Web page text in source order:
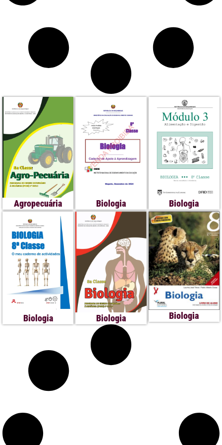
Agropecuária Biologia Biologia
Biologia Biologia Biologia